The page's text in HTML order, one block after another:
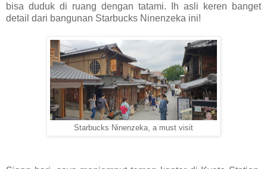
bisa duduk di ruang dengan tatami. Ih asli keren banget
detail dari bangunan Starbucks Ninenzeka ini!
Starbucks Ninenzeka, a must visit